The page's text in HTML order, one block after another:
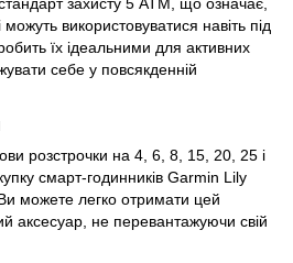
використовуватися навіть під
їх ідеальними для активних
себе у повсякденній
розстрочки на 4, 6, 8, 15, 20, 25 і
смарт-годинників Garmin Lily
можете легко отримати цей
аксесуар, не перевантажуючи свій